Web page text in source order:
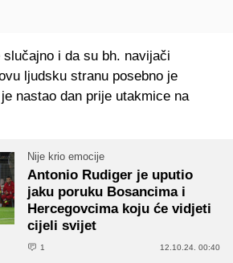
i da su bh. navijači
ljudsku stranu posebno je
nastao dan prije utakmice na
Nije krio emocije
Antonio Rudiger je uputio
jaku poruku Bosancima i
Hercegovcima koju će vidjeti
cijeli svijet
1 12.10.24. 00:40